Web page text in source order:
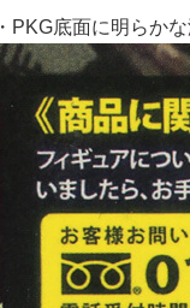
・PKG底面に明らか